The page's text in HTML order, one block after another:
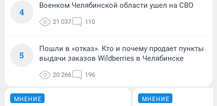
4
Военком Челябинской области ушел на СВО
21 037 110
5
Пошли в «отказ». Кто и почему продает пункты
выдачи заказов Wildberries в Челябинске
20 266 196
МНЕНИЕ МНЕНИЕ